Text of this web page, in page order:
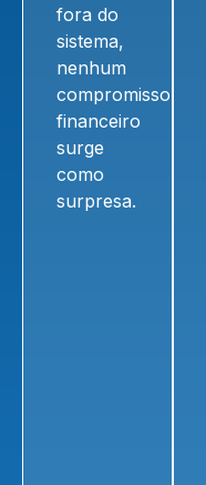
fora do
sistema,
nenhum
compromisso
financeiro
surge
como
surpresa.